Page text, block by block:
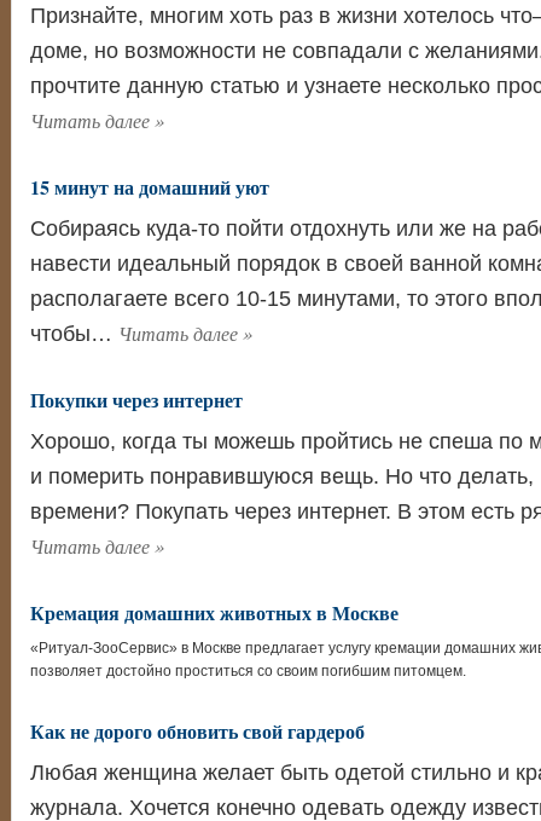
Признайте, многим хоть раз в жизни хотелось
доме, но возможности не совпадали с
прочтите данную статью и узнаете несколько
Читать далее»
15 минут на домашний уют
Собираясь куда-то пойти отдохнуть или же на
навести идеальный порядок в своей ванной
располагаете всего 10-15 минутами, то этого
чтобы… Читать далее»
Покупки через интернет
Хорошо, когда ты можешь пройтись не спеша по
и померить понравившуюся вещь. Но что делать,
времени? Покупать через интернет. В этом есть
Читать далее»
Кремация домашних животных в Москве
«Ритуал-ЗооСервис» в Москве предлагает услугу кремации домашних
позволяет достойно проститься со своим погибшим питомцем.
Как не дорого обновить свой гардероб
Любая женщина желает быть одетой стильно и
журнала. Хочется конечно одевать одежду